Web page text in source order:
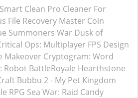
Smart Clean Pro Cleaner For
File Recovery Master Coin
Summoners War Dusk of
Ops: Multiplayer FPS Design
Makeover Cryptogram: Word
Robot BattleRoyale Hearthstone
Bubbu 2 - My Pet Kingdom
RPG Sea War: Raid Candy